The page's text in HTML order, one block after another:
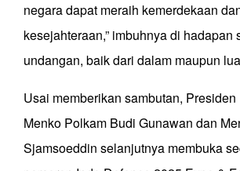
negara dapat meraih kemerdekaan
kesejahteraan,” imbuhnya di hadapan
undangan, baik dari dalam maupun
Usai memberikan sambutan,
Menko Polkam Budi Gunawan dan
Sjamsoeddin selanjutnya membuka